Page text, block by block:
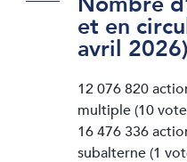
et en
avril 2026)
12 076 820
multiple (10
16 476 336
subalterne (1